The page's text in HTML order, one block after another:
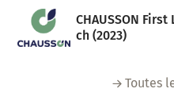
CHAUSSON First
ch (2023)
Toutes